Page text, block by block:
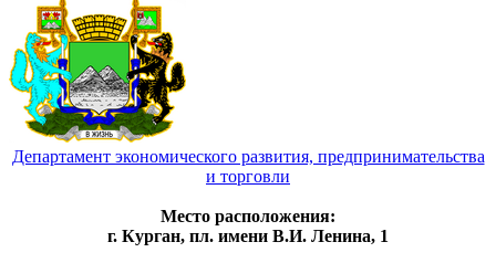
Департамент экономического развития, предпринимательства
и торговли
Место расположения:
г. Курган, пл. имени В.И. Ленина, 1